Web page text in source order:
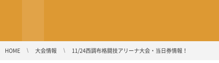
HOME 大会情報 11/24西調布格闘技アリーナ大会・当日券情報！